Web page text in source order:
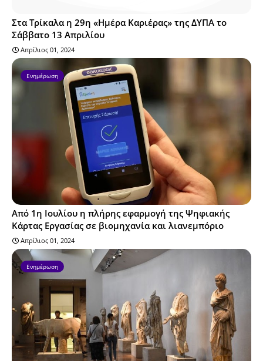
Στα Τρίκαλα η 29η «Ημέρα Καριέρας» της ΔΥΠΑ το
Σάββατο 13 Απριλίου
Απρίλιος 01, 2024
Ενημέρωση
Από 1η Ιουλίου η πλήρης εφαρμογή της Ψηφιακής
Κάρτας Εργασίας σε βιομηχανία και λιανεμπόριο
Απρίλιος 01, 2024
Ενημέρωση